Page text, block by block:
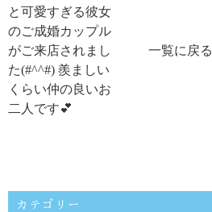
と可愛すぎる彼女
のご成婚カップル
がご来店されまし
た(#^^#) 羨ましい
くらい仲の良いお
二人です💕
一覧に戻る
カテゴリー